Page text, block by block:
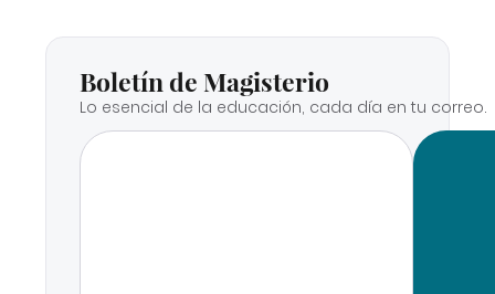
Boletín de Magisterio
Lo esencial de la educación, cada día en tu correo.